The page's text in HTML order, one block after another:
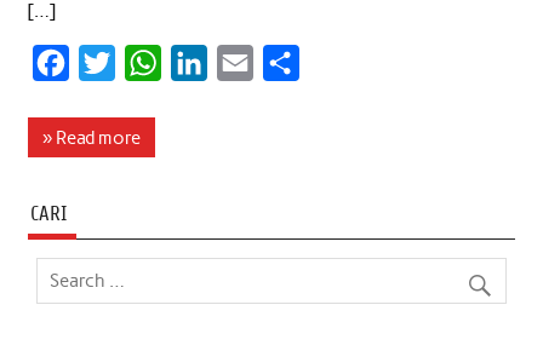
[…]
c
o
o
i
e
W
A
d
» Read more
CARI